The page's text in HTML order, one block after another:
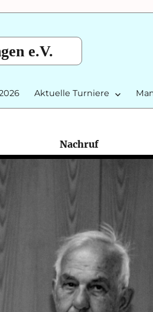
e.V.
Aktuelle Turniere
Nachruf